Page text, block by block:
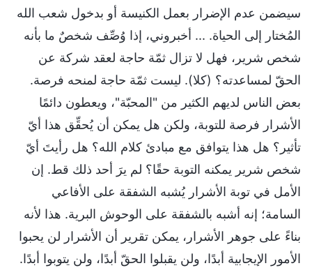
سيضمن عدم الإضرار بعمل الكنيسة أو بدخول شعب الله
المُختار إلى الحياة. ... أخبروني، إذا وُصِّف شخصٌ ما بأنه
شخص شرير، فهل لا تزال ثمّة حاجة لعقد شركة عن
الحقّ لمساعدته؟ (كلا). ليست ثمّة حاجة لمنحه فرصة.
بعض الناس لديهم الكثير من "المحبّة"، ويعطون دائمًا
الأشرار فرصة للتوبة، ولكن هل يمكن أن يُحقِّق هذا أيّ
تأثير؟ هل هذا يتوافق مع مبادئ كلام الله؟ هل رأيتَ أيّ
شخص شرير يمكنه التوبة حقًا؟ لم يرَ أحد ذلك قط. إن
الأمل في توبة الأشرار يُشبه الشفقة على الأفاعي
السامة؛ إنه أشبه بالشفقة على الوحوش البرية. هذا لأنه
بناءً على جوهر الأشرار، يمكن تقرير أن الأشرار لن يحبوا
الأمور الإيجابية أبدًا، ولن يقبلوا الحقّ أبدًا، ولن يتوبوا أبدًا.